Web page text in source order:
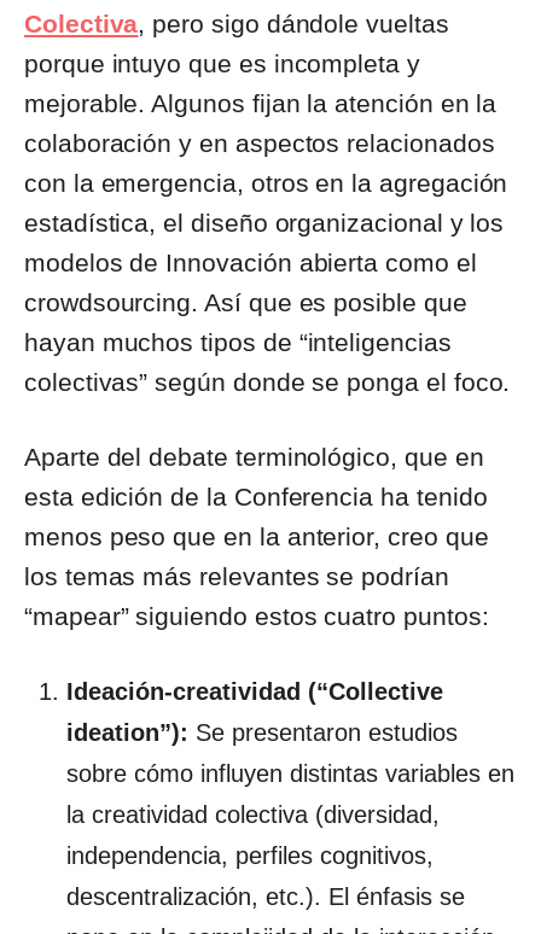
Colectiva, pero sigo dándole vueltas
porque intuyo que es incompleta y
mejorable. Algunos fijan la atención en la
colaboración y en aspectos relacionados
con la emergencia, otros en la agregación
estadística, el diseño organizacional y los
modelos de Innovación abierta como el
crowdsourcing. Así que es posible que
hayan muchos tipos de “inteligencias
colectivas” según donde se ponga el foco.
Aparte del debate terminológico, que en
esta edición de la Conferencia ha tenido
menos peso que en la anterior, creo que
los temas más relevantes se podrían
“mapear” siguiendo estos cuatro puntos:
Ideación-creatividad (“Collective
ideation”): Se presentaron estudios
sobre cómo influyen distintas variables en
la creatividad colectiva (diversidad,
independencia, perfiles cognitivos,
descentralización, etc.). El énfasis se